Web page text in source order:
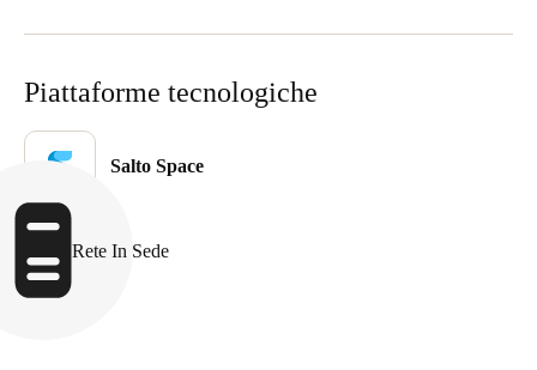
Sweden
Svenska
Norway
English
Piattaforme tecnologiche
Salto Space
Rete In Sede